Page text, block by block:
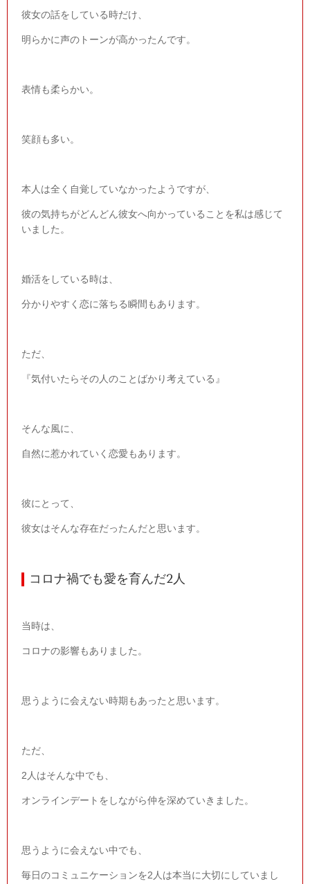
彼女の話をしている時だけ、
明らかに声のトーンが高かったんです。
表情も柔らかい。
笑顔も多い。
本人は全く自覚していなかったようですが、
彼の気持ちがどんどん彼女へ向かっていることを私は感じて
いました。
婚活をしている時は、
分かりやすく恋に落ちる瞬間もあります。
ただ、
『気付いたらその人のことばかり考えている』
そんな風に、
自然に惹かれていく恋愛もあります。
彼にとって、
彼女はそんな存在だったんだと思います。
コロナ禍でも愛を育んだ2人
当時は、
コロナの影響もありました。
思うように会えない時期もあったと思います。
ただ、
2 人はそんな中でも、
オンラインデートをしながら仲を深めていきました。
思うように会えない中でも、
毎日のコミュニケーションを2 人は本当に大切にしていまし